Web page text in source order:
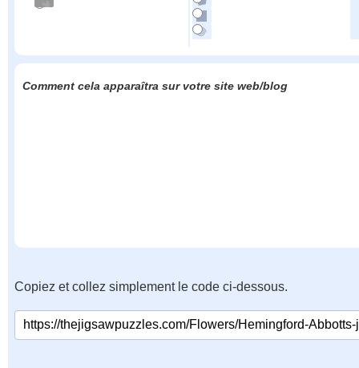
Comment cela apparaîtra sur votre site web/blog
Copiez et collez simplement le code ci-dessous.